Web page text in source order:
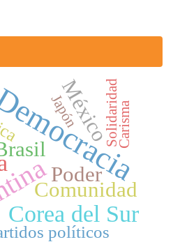
Corea del Sur
Comunidad
México
Poder
políticos
Japón SolidaridadCarisma